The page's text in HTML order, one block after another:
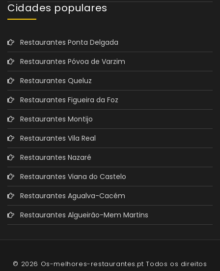
Cidades populares
Restaurantes Ponta Delgada
Restaurantes Póvoa de Varzim
Restaurantes Queluz
Restaurantes Figueira da Foz
Restaurantes Montijo
Restaurantes Vila Real
Restaurantes Nazaré
Restaurantes Viana do Castelo
Restaurantes Agualva-Cacém
Restaurantes Algueirão-Mem Martins
© 2026 Os-melhores-restaurantes.pt Todos os direitos